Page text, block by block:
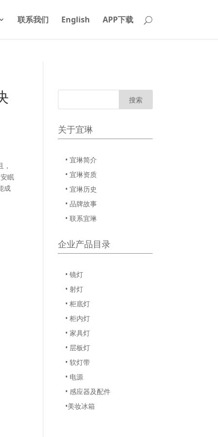
联系我们 English APP下载
眠
成
关于宜琳
• 宜琳简介
• 宜琳资质
• 宜琳历史
• 品牌故事
• 联系宜琳
企业产品目录
• 镜灯
• 射灯
• 柜底灯
• 柜内灯
• 家具灯
• 层板灯
• 软灯带
• 电源
• 感应器及配件
•美妆冰箱